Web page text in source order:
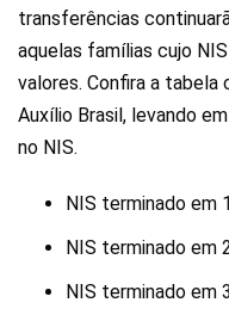
transferências
aquelas famílias cujo
valores. Confira a
Auxílio Brasil, levando
no NIS.
NIS terminado em
NIS terminado em
NIS terminado em